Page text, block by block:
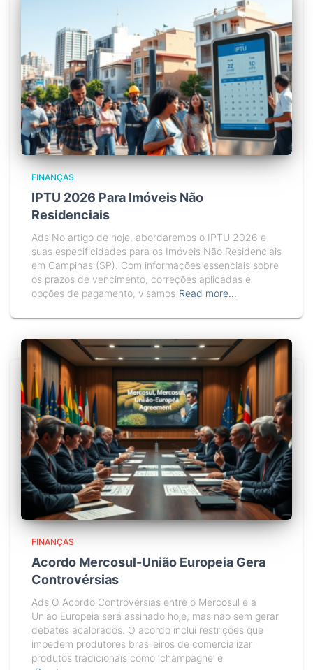
FINANÇAS
IPTU 2026 Para Imóveis Não
Residenciais
Ads No artigo de hoje, abordaremos o IPTU 2026 e
suas especificidades para os Imóveis Não Residenciais
em Campinas (SP). Com informações essenciais sobre
os prazos de vencimento, correções aplicadas e
opções de pagamento, visamos Read more…
FINANÇAS
Acordo Mercosul-União Europeia Gera
Controvérsias
Ads O Acordo Controvérsias entre o Mercosul e a
União Europeia será assinado hoje, mas não sem gerar
debates acalorados. O acordo inclui restrições que
impedem produtores brasileiros de comercializar
produtos tradicionais como ‘champagne’ e